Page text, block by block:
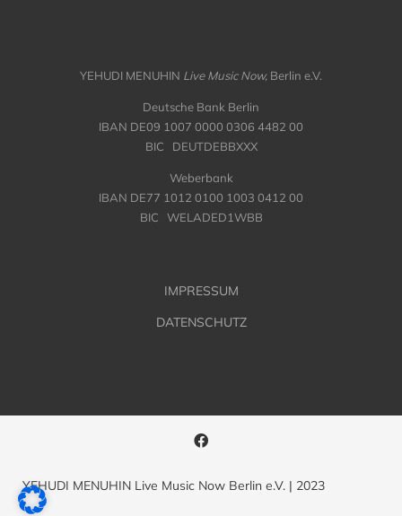
YEHUDI MENUHIN Live Music Now, Berlin e.V.
Deutsche Bank Berlin
IBAN DE09 1007 0000 0306 4482 00
BIC DEUTDEBBXXX
Weberbank
IBAN DE77 1012 0100 1003 0412 00
BIC WELADED1WBB
IMPRESSUM
DATENSCHUTZ
YEHUDI MENUHIN Live Music Now Berlin e.V. | 2023